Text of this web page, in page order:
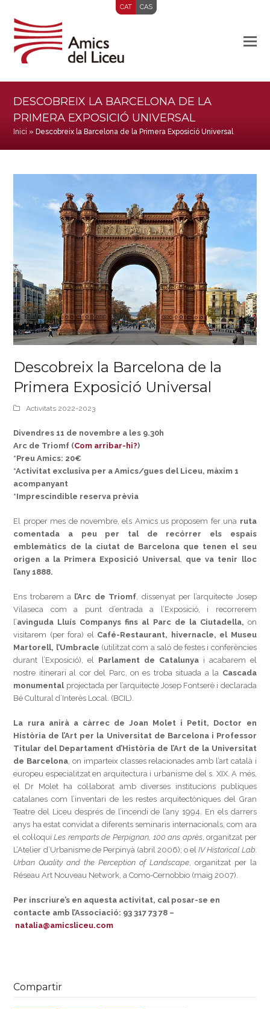
CAT CAS
DESCOBREIX LA BARCELONA DE LA
PRIMERA EXPOSICIÓ UNIVERSAL
Inici » Descobreix la Barcelona de la Primera Exposició Universal
Descobreix la Barcelona de la
Primera Exposició Universal
Activitats 2022-2023
Divendres 11 de novembre a les 9.30h
Arc de Triomf (Com arribar-hi?)
*Preu Amics: 20€
*Activitat exclusiva per a Amics/gues del Liceu, màxim 1
acompanyant
*Imprescindible reserva prèvia
El proper mes de novembre, els Amics us proposem fer una ruta
comentada a peu per tal de recórrer els espais
emblemàtics de la ciutat de Barcelona que tenen el seu
origen a la Primera Exposició Universal, que va tenir lloc
l’any 1888.
Ens trobarem a l’Arc de Triomf , dissenyat per l’arquitecte Josep
Vilaseca com a punt d’entrada a l’Exposició, i recorrerem
l’avinguda Lluís Companys fins al Parc de la Ciutadella, on
visitarem (per fora) el Café-Restaurant, hivernacle, el Museu
Martorell, l’Umbracle (utilitzat com a saló de festes i conferències
durant l’Exposició), el Parlament de Catalunyai acabarem el
nostre itinerari al cor del Parc, on es troba situada a la Cascada
monumentalprojectada per l’arquitecte Josep Fontserè i declarada
Bé Cultural d’Interès Local. (BCIL).
La rura anirà a càrrec de Joan Molet i Petit, Doctor en
Història de l’Art per la Universitat de Barcelona i Professor
Titular del Departament d’Història de l’Art de la Universitat
de Barcelona , on imparteix classes relacionades amb l’art català i
europeu especialitzat en arquitectura i urbanisme del s. XIX. A més,
el Dr Molet ha col·laborat amb diverses institucions publiques
catalanes com l’inventari de les restes arquitectòniques del Gran
Teatre del Liceu després de l’incendi de l’any 1994. En els darrers
anys ha estat convidat a diferents seminaris internacionals, com ara
el col·loquiLes remparts de Perpignan, 100 ans après, organitzat per
L’Atelier d’Urbanisme de Perpinyà (abril 2006); o elIV Historical Lab:
Urban Quality and the Perception of Landscape, organitzat per la
Réseau Art Nouveau Network, a Como-Cernobbio (maig 2007).
Per inscriure’s en aquesta activitat, cal posar-se en
contacte amb l’Associació: 93 317 73 78 –
natalia@amicsliceu.com
Compartir